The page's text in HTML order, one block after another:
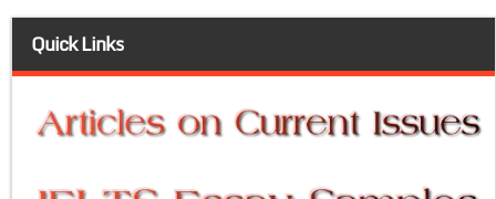
Quick Links